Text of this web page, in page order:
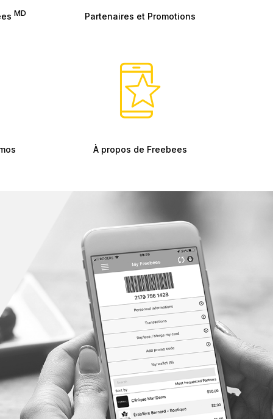
MD Partenaires et Promotions
À propos de Freebees